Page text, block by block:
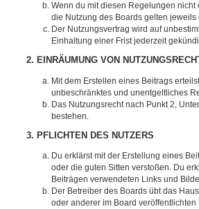
Wenn du mit diesen Regelungen
die Nutzung des Boards gelten
Der Nutzungsvertrag wird auf
Einhaltung einer Frist jederzeit
2. EINRÄUMUNG VON
Mit dem Erstellen eines Beitrags
unbeschränktes und unentgeltliches
Das Nutzungsrecht nach Punkt 2,
bestehen.
3. PFLICHTEN DES NUTZERS
Du erklärst mit der Erstellung eines
oder die guten Sitten verstoßen. Du
Beiträgen verwendeten Links und
Der Betreiber des Boards übt das
oder anderer im Board